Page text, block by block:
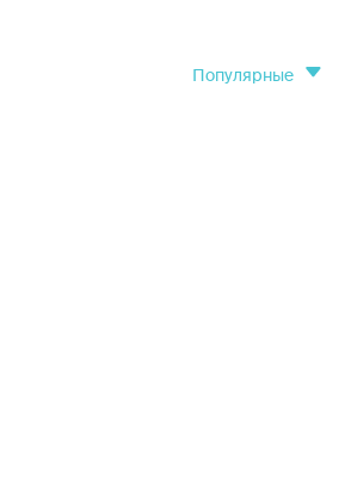
популярные